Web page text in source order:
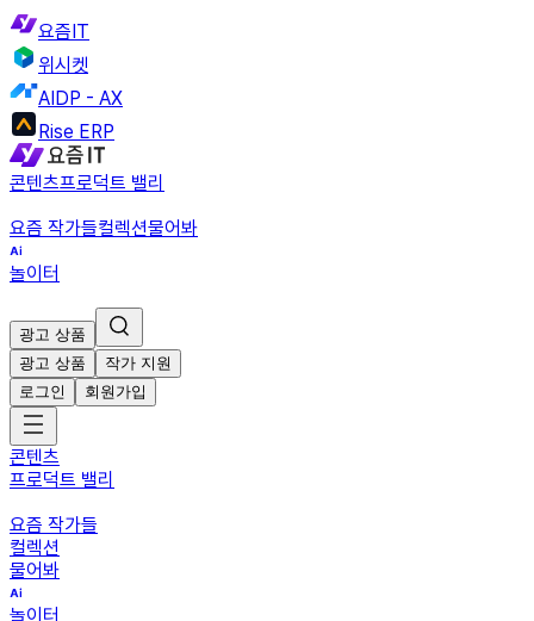
요즘IT
위시켓
AIDP - AX
Rise ERP
콘텐츠프로덕트 밸리
요즘 작가들컬렉션물어봐
놀이터
광고 상품
광고 상품
작가 지원
로그인
회원가입
콘텐츠
프로덕트 밸리
요즘 작가들
컬렉션
물어봐
놀이터